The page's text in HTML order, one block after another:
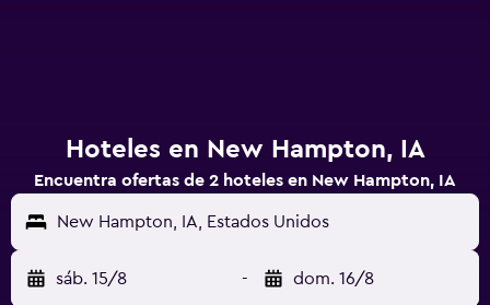
Hoteles en New Hampton, IA
Encuentra ofertas de 2 hoteles en New Hampton, IA
New Hampton, IA, Estados Unidos
sáb. 15/8 - dom. 16/8